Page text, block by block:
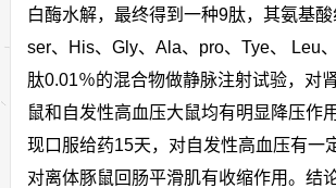
白酶水解，最终得到一种9肽，其氨基酸
ser、His、Gly、Ala、pro、Tye、 Leu
肽0.01％的混合物做静脉注射试验，对
鼠和自发性高血压大鼠均有明显降压作
现口服给药15天，对自发性高血压有一
对离体豚鼠回肠平滑肌有收缩作用。结